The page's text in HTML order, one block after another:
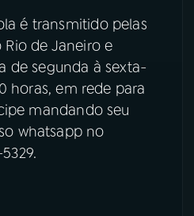
Facebook
é transmitido pelas
de Janeiro e
de segunda à sexta-
horas, em rede para
mandando seu
whatsapp no